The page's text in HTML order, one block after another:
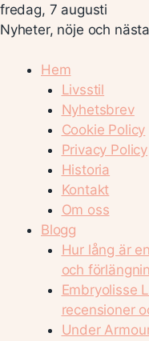
fredag, 7 augusti
Nyheter, nöje och
Hem
Livsstil
Nyhetsbrev
Cookie Policy
Privacy Policy
Historia
Kontakt
Om oss
Blogg
Hur lång är
och
Embryolisse
recensioner
Under